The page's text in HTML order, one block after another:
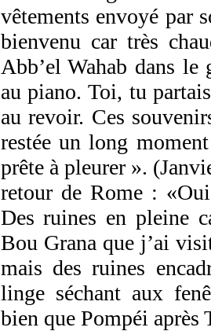
vêtements envoyé par
bienvenu car très
Abb’el Wahab dans
au piano. Toi, tu
au revoir. Ces
restée un long
prête à pleurer ».
retour de Rome :
Des ruines en pleine
Bou Grana que j’ai
mais des ruines
linge séchant aux
bien que Pompéi après